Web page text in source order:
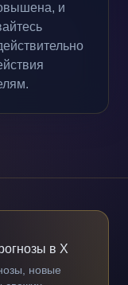
и
в X
новые